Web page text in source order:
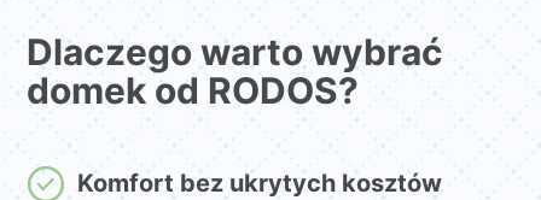
Dlaczego warto wybrać
domek od RODOS?
Komfort bez ukrytych kosztów